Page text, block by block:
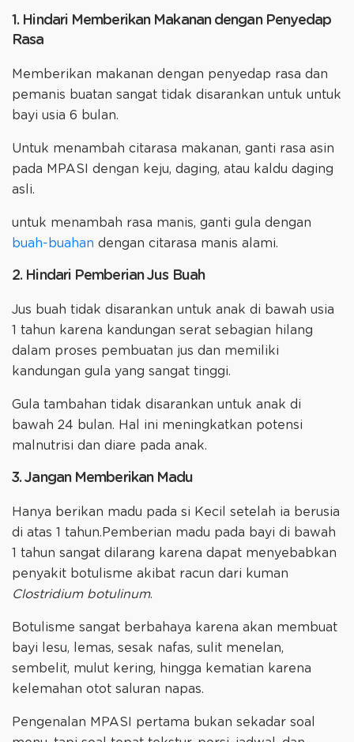
1. Hindari Memberikan Makanan dengan Penyedap
Rasa
Memberikan makanan dengan penyedap rasa dan
pemanis buatan sangat tidak disarankan untuk untuk
bayi usia 6 bulan.
Untuk menambah citarasa makanan, ganti rasa asin
pada MPASI dengan keju, daging, atau kaldu daging
asli.
untuk menambah rasa manis, ganti gula dengan
buah-buahan dengan citarasa manis alami.
2. Hindari Pemberian Jus Buah
Jus buah tidak disarankan untuk anak di bawah usia
1 tahun karena kandungan serat sebagian hilang
dalam proses pembuatan jus dan memiliki
kandungan gula yang sangat tinggi.
Gula tambahan tidak disarankan untuk anak di
bawah 24 bulan. Hal ini meningkatkan potensi
malnutrisi dan diare pada anak.
3. Jangan Memberikan Madu
Hanya berikan madu pada si Kecil setelah ia berusia
di atas 1 tahun.Pemberian madu pada bayi di bawah
1 tahun sangat dilarang karena dapat menyebabkan
penyakit botulisme akibat racun dari kuman
Clostridium botulinum.
Botulisme sangat berbahaya karena akan membuat
bayi lesu, lemas, sesak nafas, sulit menelan,
sembelit, mulut kering, hingga kematian karena
kelemahan otot saluran napas.
Pengenalan MPASI pertama bukan sekadar soal